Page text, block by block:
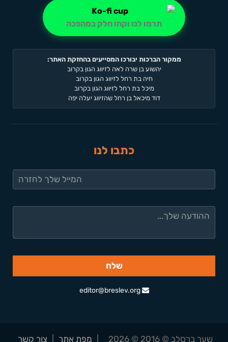
תרמו לנו וקחו חלק במהפכה
ממקור הברכות יבורכו המסייעים בהחזקת האתר:
יהשוע בן שרה לאה לזיווג הגון בקרוב
חיה בת רחל לזיווג הגון בקרוב
מיכל בת רחל לזיווג הגון בקרוב
דוד מיכאל בן רחל שהזיווג יעלה יפה
כתבו לנו
editor@breslev.org
שער ברסלב © 2016 © 2026 מפת אתר צור קשר